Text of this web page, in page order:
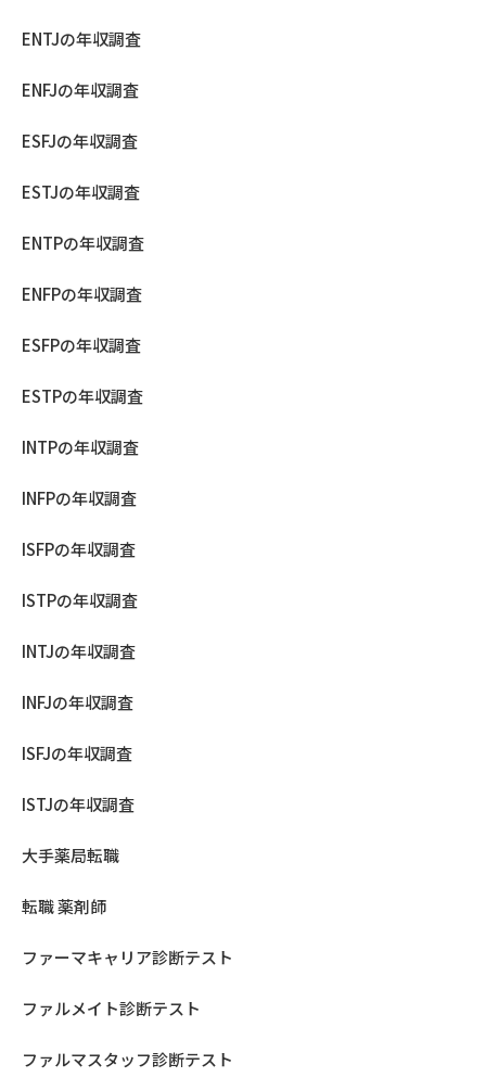
ENTJの年収調査
ENFJの年収調査
ESFJの年収調査
ESTJの年収調査
ENTPの年収調査
ENFPの年収調査
ESFPの年収調査
ESTPの年収調査
INTPの年収調査
INFPの年収調査
ISFPの年収調査
ISTPの年収調査
INTJの年収調査
INFJの年収調査
ISFJの年収調査
ISTJの年収調査
大手薬局転職
転職 薬剤師
ファーマキャリア診断テスト
ファルメイト診断テスト
ファルマスタッフ診断テスト